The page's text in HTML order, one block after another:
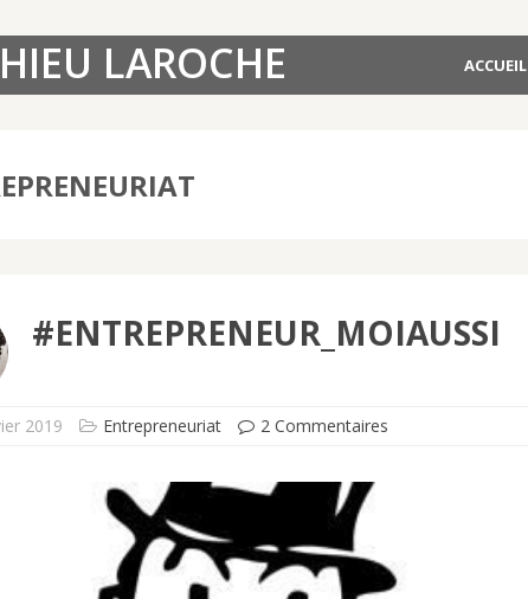
LAROCHE ACCUEIL
#ENTREPRENEUR_MOIAUSSI
2019 Entrepreneuriat 2 Commentaires